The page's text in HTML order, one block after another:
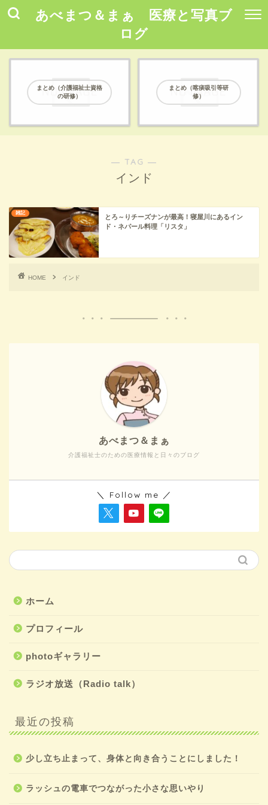
あべまつ＆まぁ 医療と写真ブ
ログ
まとめ（介護福祉士資格
の研修）
まとめ（喀痰吸引等研
修）
― TAG ―
インド
雑記
とろ～りチーズナンが最高！寝屋川にあるイン
ド・ネパール料理「リスタ」
HOME インド
介護福祉士のための医療情報と日々のブログ
あべまつ＆まぁ
＼ Follow me ／
ホーム
プロフィール
photoギャラリー
ラジオ放送（Radio talk）
最近の投稿
少し立ち止まって、身体と向き合うことにしました！
ラッシュの電車でつながった小さな思いやり